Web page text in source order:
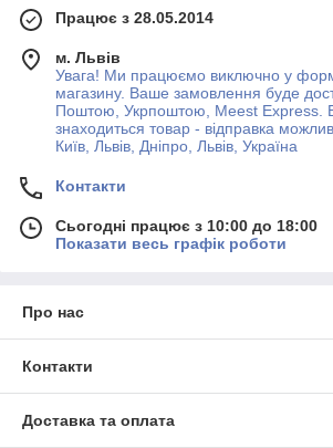
Працює з 28.05.2014
м. Львів
Увага! Ми працюємо виключно у
магазину. Ваше замовлення буде
Поштою, Укрпоштою, Meest Express. В
знаходиться товар - відправка
Київ, Львів, Дніпро, Львів, Україна
Контакти
Сьогодні працює з 10:00 до 18:00
Показати весь графік роботи
Про нас
Контакти
Доставка та оплата